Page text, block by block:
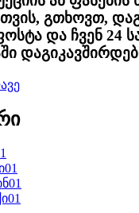
გთხოვთ,
და ჩვენ 24